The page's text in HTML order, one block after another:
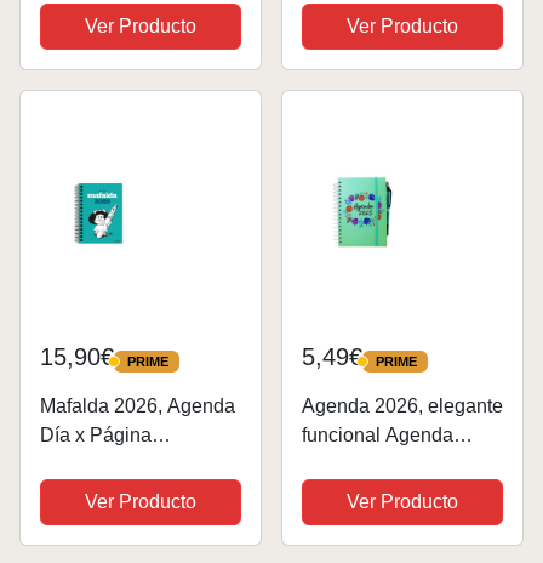
Formato A5 21,5 cm x
16 cm | Vista semanal |
Incluye 142 pegatinas |
Ver Producto
(AGENDAS Y
CALENDARIOS)
Ver Producto
15,90€ PRIME
PRIME
Mafalda 2026, Agenda
Día x Página
CALENDARIOS)
Ver Producto
5,49€ PRIME
PRIME
Agenda 2026, elegante
funcional Agenda
moderno
11.5cm*14.5cm,
Agenda escolar para
Ver Producto